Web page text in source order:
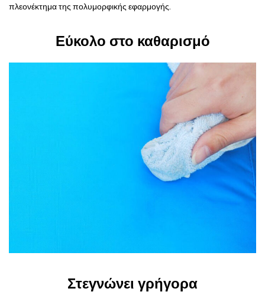
πλεονέκτημα της πολυμορφικής εφαρμογής.
Εύκολο στο καθαρισμό
Στεγνώνει γρήγορα